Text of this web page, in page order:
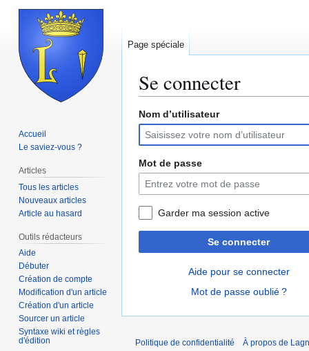
Se connecter
Aller
la
navigation
Aller
la
recherche
Nom d’utilisateur
Mot de passe
Garder ma session active
Se connecter
Aide pour se connecter
Mot de passe oublié ?
Page spéciale
Accueil
Le saviez-vous ?
Articles
Tous les articles
Nouveaux articles
Article au hasard
Outils rédacteurs
Aide
Débuter
Création de compte
Modification d'un article
Création d'un article
Sourcer un article
Syntaxe wiki et règles
d'édition
Politique de confidentialité À propos de